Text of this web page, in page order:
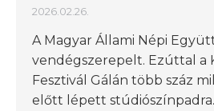
2026.02.26.
A Magyar Állami Népi
vendégszerepelt. Ezúttal a
Fesztivál Gálán több száz
előtt lépett